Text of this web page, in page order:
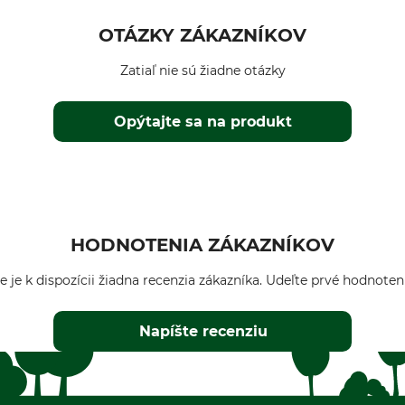
OTÁZKY ZÁKAZNÍKOV
Opýtajte sa na produkt
Zatiaľ nie sú žiadne otázky
HODNOTENIA ZÁKAZNÍKOV
je k dispozícii žiadna recenzia zákazníka. Udeľte prvé
Napíšte recenziu